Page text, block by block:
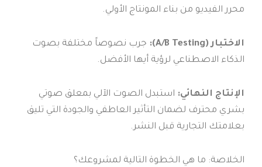
محرر الفيديو من بناء المونتاج الأولي.
الاختبار (A/B Testing):
جرب نصوصاً مختلفة بصوت
الذكاء الاصطناعي لرؤية أيها الأفضل.
الإنتاج النهائي:استبدل الصوت الآلي بمعلق صوتي
بشري محترف لضمان التأثير العاطفي والجودة التي تليق
بعلامتك التجارية قبل النشر.
الخلاصة: ما هي الخطوة التالية لمشروعك؟